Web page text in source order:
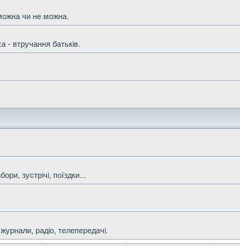
чи не можна.
- втручання батьків.
зустрічі, поїздки...
радіо, телепередачі.